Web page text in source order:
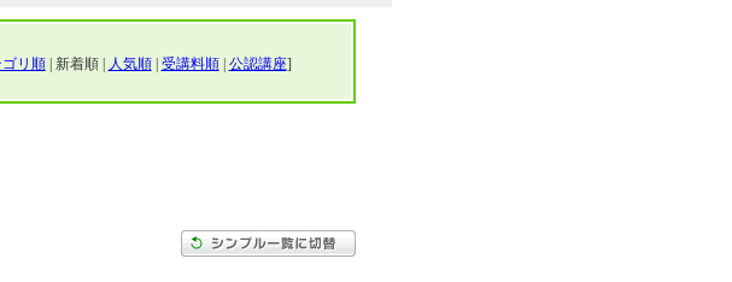
リ順| 新着順 | 人気順| 受講料順| 公認講座]